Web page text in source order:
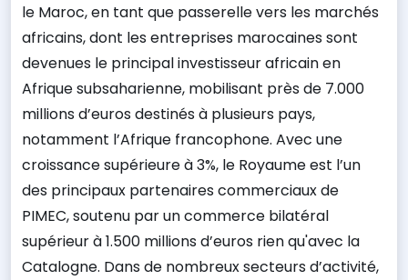
le Maroc,en tant que passerelle vers les marchés
africains, dont les entreprises marocaines sont
devenues le principal investisseur africain en
Afrique subsaharienne, mobilisant près de 7.000
millions d’euros destinés à plusieurs pays,
notamment l’Afrique francophone. Avec une
croissance supérieure à 3%, le Royaume est l’un
des principaux partenaires commerciaux de
PIMEC, soutenu par un commerce bilatéral
supérieur à 1.500 millions d’euros rien qu'avec la
Catalogne. Dans de nombreux secteurs d’activité,